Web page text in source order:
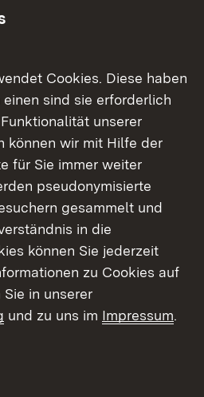
unzählige
den passenden
gibt's eine Schritt-für-
Traum-Studium.
Baden-Württemberg
Cookies. Diese haben
sind sie erforderlich
unserer
können wir mit Hilfe der
für Sie immer weiter
pseudonymisierte
gesammelt und
in die
können Sie jederzeit
zu Cookies auf
in unserer
und zu uns im Impressum.